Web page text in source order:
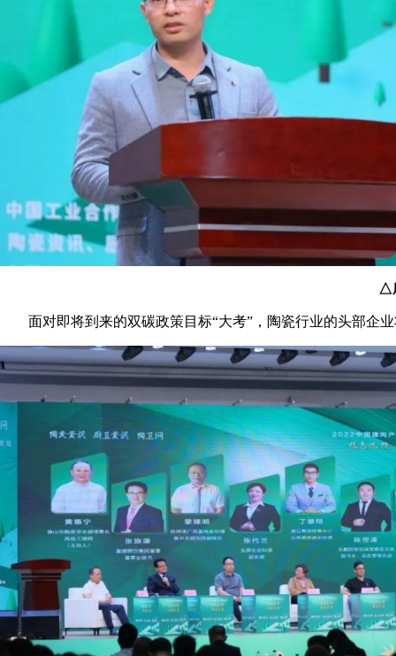
△
面对即将到来的双碳政策目标“大考”，陶瓷行业的头部企业